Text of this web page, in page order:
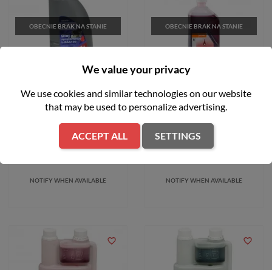
OBECNIE BRAK NA STANIE
Olej sprężarkowy 1L Geko
NOTIFY WHEN AVAILABLE
OBECNIE BRAK NA STANIE
OLEJ DO SILNIKÓW 2-
SUWOWYCH HP
zł45.14
NOTIFY WHEN AVAILABLE
favorite_border favorite_border
We value your privacy
We use cookies and similar technologies on our website
that may be used to personalize advertising.
ACCEPT ALL SETTINGS